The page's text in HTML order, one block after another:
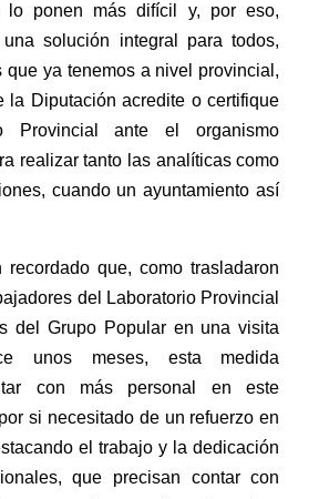
lo ponen más difícil y, por eso,
solución integral para todos,
que ya tenemos a nivel provincial,
la Diputación acredite o certifique
Provincial ante el organismo
realizar tanto las analíticas como
cuando un ayuntamiento así
recordado que, como trasladaron
del Laboratorio Provincial
del Grupo Popular en una visita
unos meses, esta medida
con más personal en este
si necesitado de un refuerzo en
el trabajo y la dedicación
que precisan contar con